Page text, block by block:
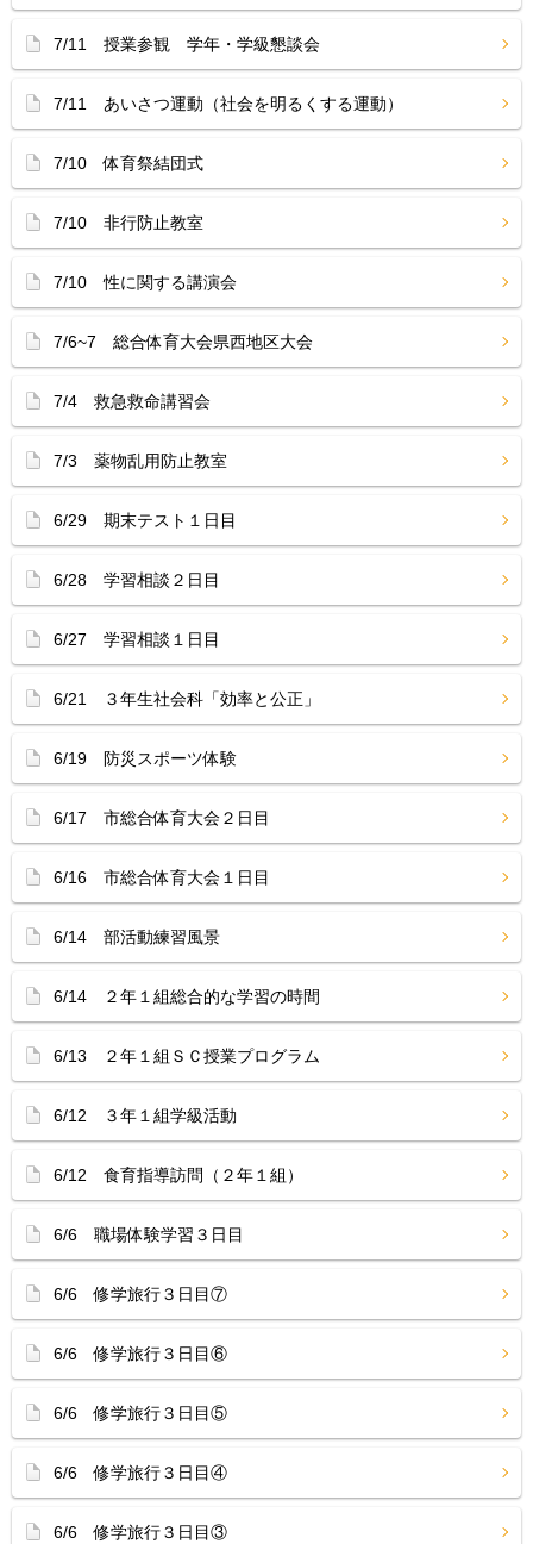
7/11 授業参観 学年・学級懇談会
7/11 あいさつ運動（社会を明るくする運動）
7/10 体育祭結団式
7/10 非行防止教室
7/10 性に関する講演会
7/6~7 総合体育大会県西地区大会
7/4 救急救命講習会
7/3 薬物乱用防止教室
6/29 期末テスト１日目
6/28 学習相談２日目
6/27 学習相談１日目
6/21 ３年生社会科「効率と公正」
6/19 防災スポーツ体験
6/17 市総合体育大会２日目
6/16 市総合体育大会１日目
6/14 部活動練習風景
6/14 ２年１組総合的な学習の時間
6/13 ２年１組ＳＣ授業プログラム
6/12 ３年１組学級活動
6/12 食育指導訪問（２年１組）
6/6 職場体験学習３日目
6/6 修学旅行３日目⑦
6/6 修学旅行３日目⑥
6/6 修学旅行３日目⑤
6/6 修学旅行３日目④
6/6 修学旅行３日目③